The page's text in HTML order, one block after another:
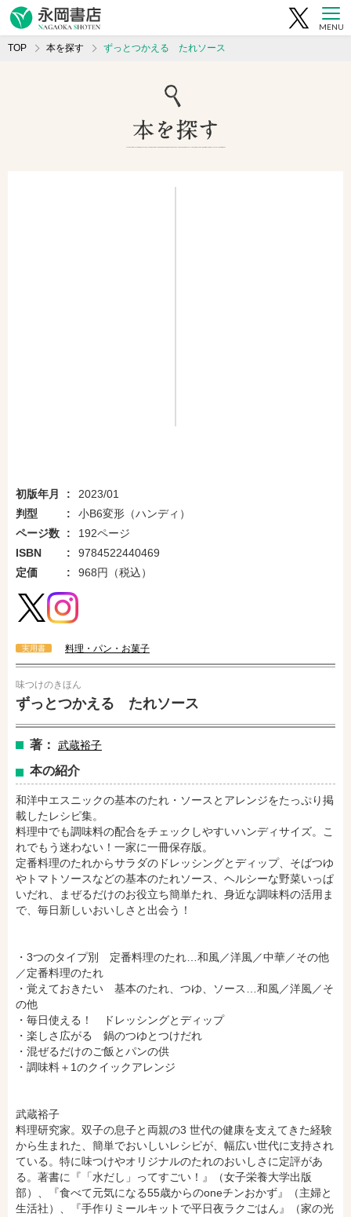
MENU
TOP 本を探す ずっとつかえる たれソース
初版年月
2023/01
判型
小B6変形（ハンディ）
ページ数
192ページ
ISBN
9784522440469
定価
968円（税込）
実用書 料理・パン・お菓子
味つけのきほん
ずっとつかえる たれソース
著： 武蔵裕子
本の紹介
和洋中エスニックの基本のたれ・ソースとアレンジをたっぷり掲
載したレシピ集。
料理中でも調味料の配合をチェックしやすいハンディサイズ。こ
れでもう迷わない！一家に一冊保存版。
定番料理のたれからサラダのドレッシングとディップ、そばつゆ
やトマトソースなどの基本のたれソース、ヘルシーな野菜いっぱ
いだれ、まぜるだけのお役立ち簡単たれ、身近な調味料の活用ま
で、毎日新しいおいしさと出会う！
・3つのタイプ別 定番料理のたれ…和風／洋風／中華／その他
／定番料理のたれ
・覚えておきたい 基本のたれ、つゆ、ソース…和風／洋風／そ
の他
・毎日使える！ ドレッシングとディップ
・楽しさ広がる 鍋のつゆとつけだれ
・混ぜるだけのご飯とパンの供
・調味料＋1のクイックアレンジ
武蔵裕子
料理研究家。双子の息子と両親の3 世代の健康を支えてきた経験
から生まれた、簡単でおいしいレシピが、幅広い世代に支持され
ている。特に味つけやオリジナルのたれのおいしさに定評があ
る。著書に『「水だし」ってすごい！』（女子栄養大学出版
部）、『食べて元気になる55歳からのoneチンおかず』（主婦と
生活社）、『手作りミールキットで平日夜ラクごはん』（家の光
amazonで購入 楽天ブックスで購入
e-honで購入 Honya Club.comで購入
hontoで購入